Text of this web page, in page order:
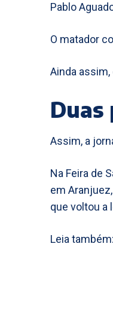
Pablo
O matador
Ainda
Duas
Assim, a
Na Feira de
em
que voltou a
Leia também: